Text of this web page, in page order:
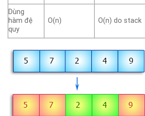
Dùng
hàm đệ
quy
O(n) O(n) do stack